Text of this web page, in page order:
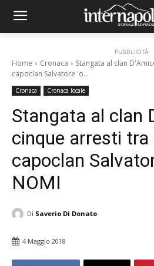
PUBBLICITÀ
Home Cronaca
Stangata al clan
capoclan Salvatore 'o...
Cronaca Cronaca locale
Stangata al clan
cinque arresti tra
capoclan
NOMI
Di Saverio Di Donato
4 Maggio 2018